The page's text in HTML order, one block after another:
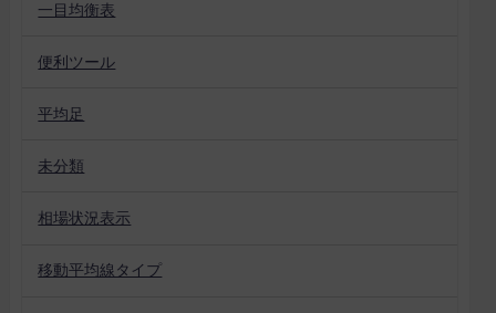
一目均衡表
便利ツール
平均足
未分類
相場状況表示
移動平均線タイプ